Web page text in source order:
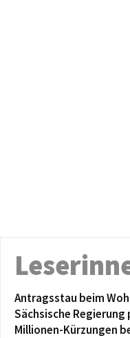
Antragsstau beim
Sächsische
Millionen-Kürzungen